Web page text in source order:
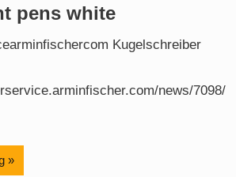
pens white
Kugelschreiber
news/7098/